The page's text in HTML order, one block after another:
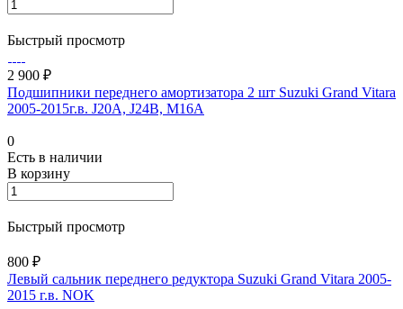
Быстрый просмотр
2 900 ₽
Подшипники переднего амортизатора 2 шт Suzuki Grand Vitara
2005-2015г.в. J20A, J24B, M16A
0
Есть в наличии
В корзину
Быстрый просмотр
800 ₽
Левый сальник переднего редуктора Suzuki Grand Vitara 2005-
2015 г.в. NOK